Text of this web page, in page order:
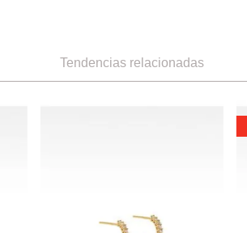
Tendencias relacionadas